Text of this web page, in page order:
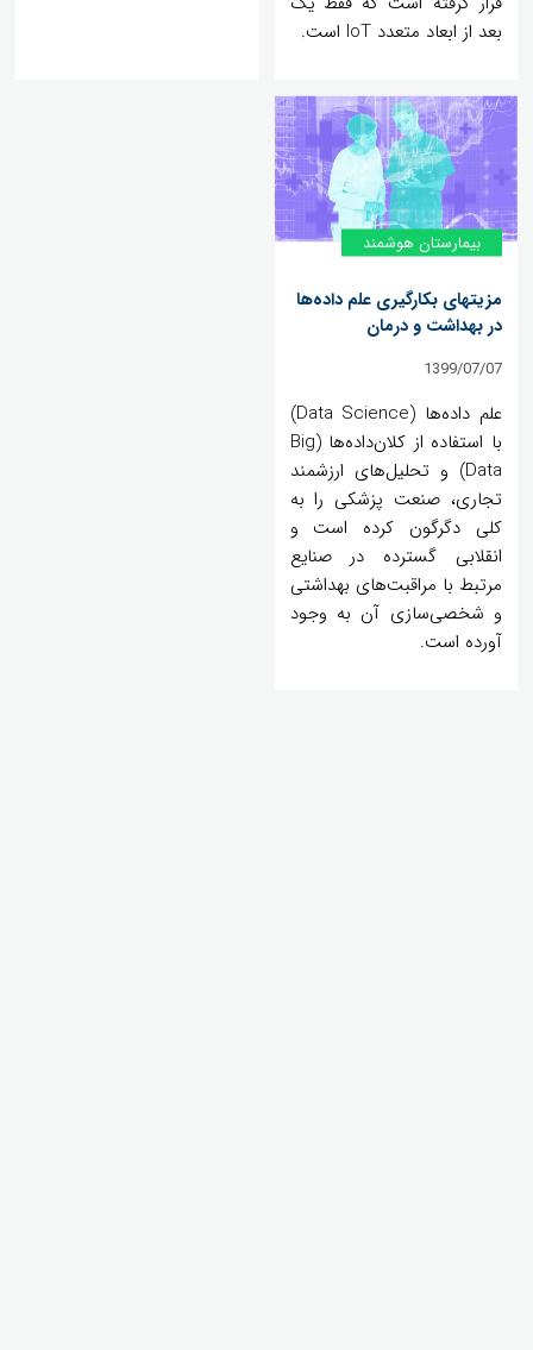
بعد از ابعاد متعدد IoT است.
بیمارستان هوشمند
مزیتهای بکارگیری علم داده‌ها
در بهداشت و درمان
1399/07/07
علم داده‌ها (Data Science)
با استفاده از کلان‌داده‌ها (Big
Data) و تحلیل‌های ارزشمند
تجاری، صنعت پزشکی را به
کلی دگرگون کرده است و
انقلابی گسترده در صنایع
مرتبط با مراقبت‌های بهداشتی
و شخصی‌سازی آن به وجود
آورده است.